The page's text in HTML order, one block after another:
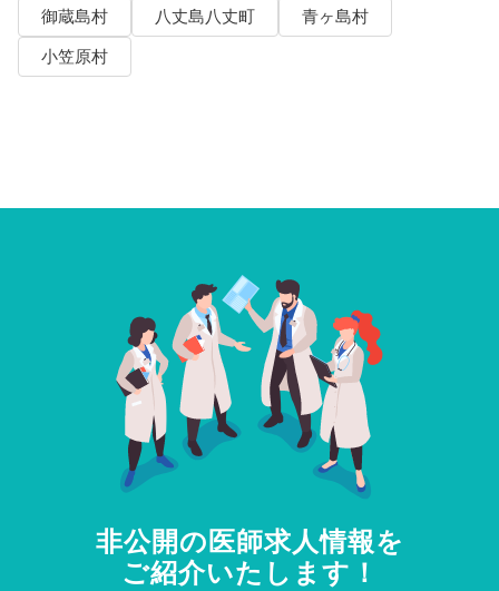
御蔵島村
八丈島八丈町
青ヶ島村
小笠原村
非公開の医師求人情報を
ご紹介いたします！